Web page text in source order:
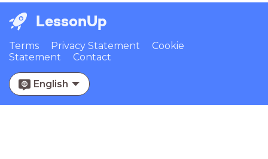
LessonUp
Terms Privacy Statement
Cookie
Statement
Contact
English